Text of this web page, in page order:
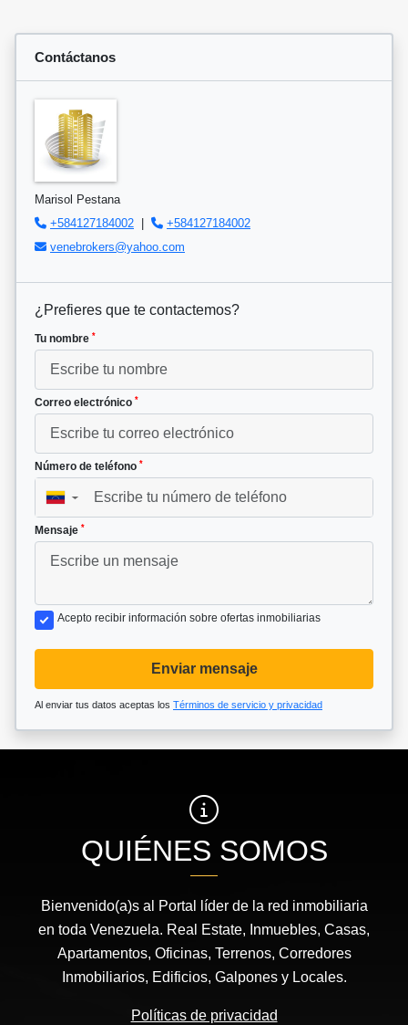
Contáctanos
Marisol Pestana
+584127184002
+584127184002
venebrokers@yahoo.com
¿Prefieres que te contactemos?
Tu nombre *
Correo electrónico *
Número de teléfono *
▼
Mensaje *
Acepto recibir información sobre ofertas inmobiliarias
Enviar mensaje
Al enviar tus datos aceptas los Términos de servicio y privacidad
QUIÉNES SOMOS
Bienvenido(a)s al Portal líder de la red inmobiliaria
en toda Venezuela. Real Estate, Inmuebles, Casas,
Apartamentos, Oficinas, Terrenos, Corredores
Inmobiliarios, Edificios, Galpones y Locales.
Políticas de privacidad